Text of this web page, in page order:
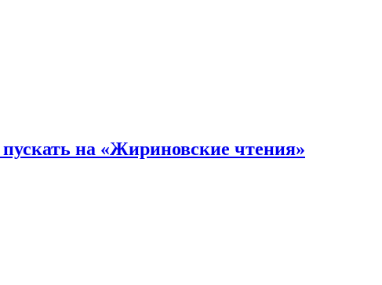
на «Жириновские чтения»